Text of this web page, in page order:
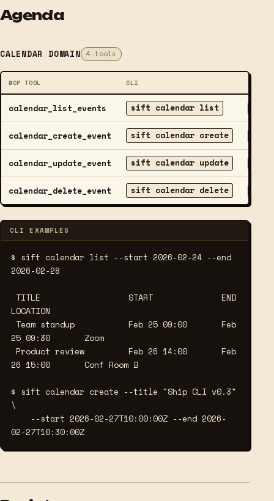
Agenda
CALENDAR DOMAIN 4 tools
MCP TOOL CLI ACCESS
calendar_list_events sift calendar list
calendar_create_event sift calendar create
calendar_update_event sift calendar update
calendar_delete_event sift calendar delete
CLI EXAMPLES
$ sift calendar list --start 2026-02-24 --end
2026-02-28
LOCATION
25 09:30       Zoom
26 15:00       Conf Room B
$ sift calendar create --title "Ship CLI v0.3"
\
02-27T10:30:00Z